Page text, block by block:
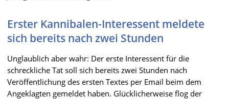
Erster Kannibalen-Interessent meldete
sich bereits nach zwei Stunden
Unglaublich aber wahr: Der erste Interessent für die
schreckliche Tat soll sich bereits zwei Stunden nach
Veröffentlichung des ersten Textes per Email beim dem
Angeklagten gemeldet haben. Glücklicherweise flog der